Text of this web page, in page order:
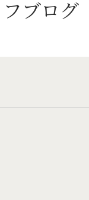
ブログ